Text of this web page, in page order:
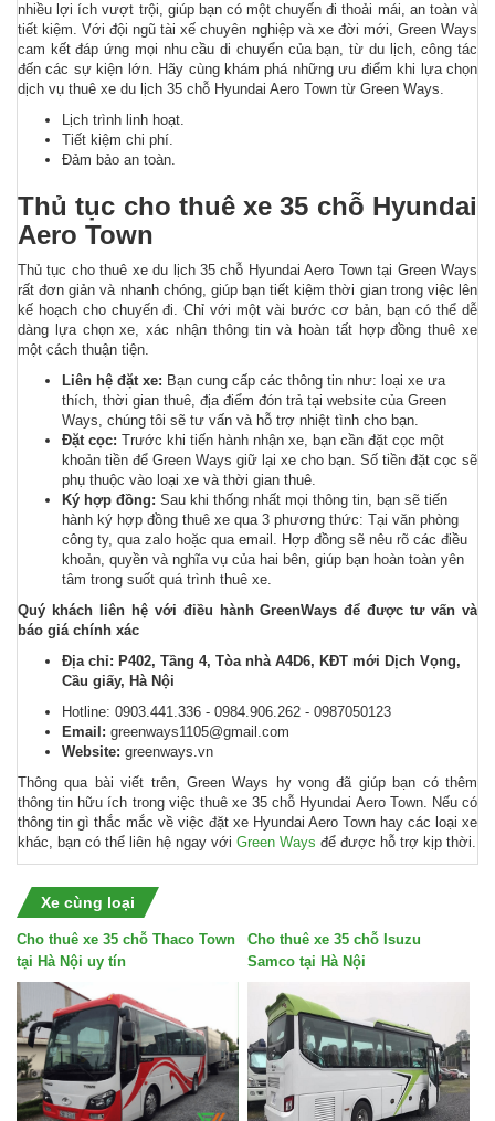
nhiều lợi ích vượt trội, giúp bạn có một chuyến đi thoải mái, an toàn và
tiết kiệm. Với đội ngũ tài xế chuyên nghiệp và xe đời mới, Green Ways
cam kết đáp ứng mọi nhu cầu di chuyển của bạn, từ du lịch, công tác
đến các sự kiện lớn. Hãy cùng khám phá những ưu điểm khi lựa chọn
dịch vụ thuê xe du lịch 35 chỗ Hyundai Aero Town từ Green Ways.
Lịch trình linh hoạt.
Tiết kiệm chi phí.
Đảm bảo an toàn.
Thủ tục cho thuê xe 35 chỗ Hyundai
Aero Town
Thủ tục cho thuê xe du lịch 35 chỗ Hyundai Aero Town tại Green Ways
rất đơn giản và nhanh chóng, giúp bạn tiết kiệm thời gian trong việc lên
kế hoạch cho chuyến đi. Chỉ với một vài bước cơ bản, bạn có thể dễ
dàng lựa chọn xe, xác nhận thông tin và hoàn tất hợp đồng thuê xe
một cách thuận tiện.
Liên hệ đặt xe: Bạn cung cấp các thông tin như: loại xe ưa
thích, thời gian thuê, địa điểm đón trả tại website của Green
Ways, chúng tôi sẽ tư vấn và hỗ trợ nhiệt tình cho bạn.
Đặt cọc: Trước khi tiến hành nhận xe, bạn cần đặt cọc một
khoản tiền để Green Ways giữ lại xe cho bạn. Số tiền đặt cọc sẽ
phụ thuộc vào loại xe và thời gian thuê.
Ký hợp đồng: Sau khi thống nhất mọi thông tin, bạn sẽ tiến
hành ký hợp đồng thuê xe qua 3 phương thức: Tại văn phòng
công ty, qua zalo hoặc qua email. Hợp đồng sẽ nêu rõ các điều
khoản, quyền và nghĩa vụ của hai bên, giúp bạn hoàn toàn yên
tâm trong suốt quá trình thuê xe.
Quý khách liên hệ với điều hành GreenWays để được tư vấn và
báo giá chính xác
Địa chỉ: P402, Tầng 4, Tòa nhà A4D6, KĐT mới Dịch Vọng,
Cầu giấy, Hà Nội
Hotline: 0903.441.336 - 0984.906.262 - 0987050123
Email: greenways1105@gmail.com
Website: greenways.vn
Thông qua bài viết trên, Green Ways hy vọng đã giúp bạn có thêm
thông tin hữu ích trong việc thuê xe 35 chỗ Hyundai Aero Town. Nếu có
thông tin gì thắc mắc về việc đặt xe Hyundai Aero Town hay các loại xe
khác, bạn có thể liên hệ ngay với Green Ways để được hỗ trợ kịp thời.
Xe cùng loại
Cho thuê xe 35 chỗ Thaco Town
tại Hà Nội uy tín
Cho thuê xe 35 chỗ Isuzu
Samco tại Hà Nội